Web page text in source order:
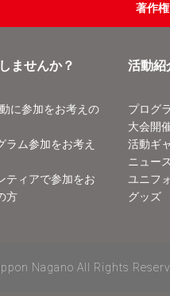
著作
ませんか？
に参加をお考えの
ラム参加をお考え
ティアで参加をお
方
活動紹
プログ
大会開
活動ギ
ニュー
ユニフ
グッズ
Nagano All Rights